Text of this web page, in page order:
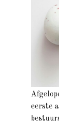
eerste